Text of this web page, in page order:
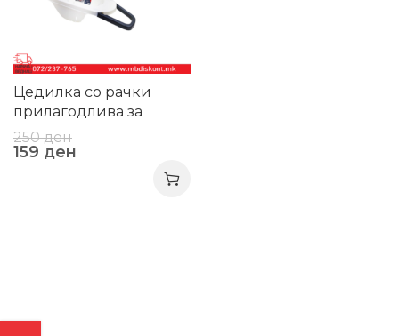
Цедилка со рачки
прилагодлива за
умивалник
250ден
159 ден